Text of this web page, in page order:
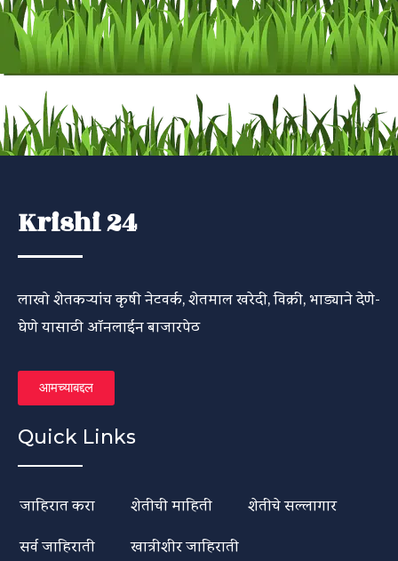
Krishi 24
लाखो शेतकऱ्यांच कृषी नेटवर्क, शेतमाल खरेदी, विक्री, भाड्याने देणे-
घेणे यासाठी ऑनलाईन बाजारपेठ
आमच्याबद्दल
Quick Links
जाहिरात करा शेतीची माहिती
शेतीचे सल्लागार
सर्व जाहिराती
खात्रीशीर जाहिराती